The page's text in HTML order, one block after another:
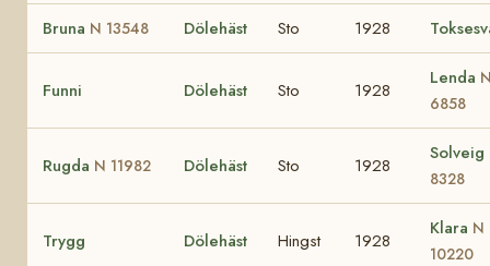
Bruna N 13548 Dölehäst Sto 1928
Funni Dölehäst Sto 1928
Lenda
6858
Rugda N 11982 Dölehäst Sto 1928
Solveig
8328
Trygg Dölehäst Hingst 1928
Klara N
10220